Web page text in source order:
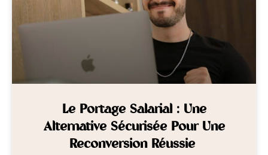
Le Portage Salarial : Une
Alternative Sécurisée Pour Une
Reconversion Réussie